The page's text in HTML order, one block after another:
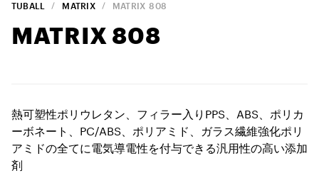
TUBALL MATRIX MATRIX 808
MATRIX 808
熱可塑性ポリウレタン、フィラー入りPPS、ABS、ポリカ
ーボネート、PC/ABS、ポリアミド、ガラス繊維強化ポリ
アミドの全てに電気導電性を付与できる汎用性の高い添加
剤